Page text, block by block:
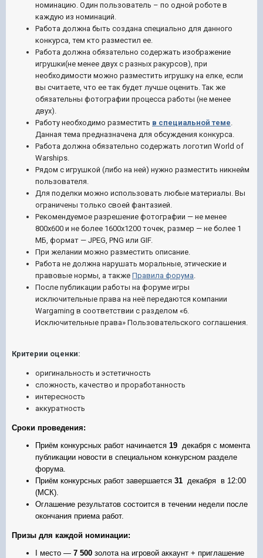
номинацию. Один пользователь – по одной роботе в
каждую из номинаций.
Работа должна быть создана специально для данного
конкурса, тем кто разместил ее.
Работа должна обязательно содержать изображение
игрушки(не менее двух с разных ракурсов), при
необходимости можно разместить игрушку на елке, если
вы считаете, что ее так будет лучше оценить. Так же
обязательны фотографии процесса работы (не менее
двух).
Работу необходимо разместить в специальной теме.
Данная тема предназначена для обсуждения конкурса.
Работа должна обязательно содержать логотип World of
Warships.
Рядом с игрушкой (либо на ней) нужно разместить никнейм
пользователя.
Для поделки можно использовать любые материалы. Вы
ограничены только своей фантазией.
Рекомендуемое разрешение фотографии — не менее
800х600 и не более 1600х1200 точек, размер — не более 1
МБ, формат — JPEG, PNG или GIF.
При желании можно разместить описание.
Работа не должна нарушать моральные, этические и
правовые нормы, а также Правила форума.
После публикации работы на форуме игры
исключительные права на неё передаются компании
Wargaming в соответствии с разделом «6.
Исключительные права» Пользовательского соглашения.
Критерии оценки:
оригинальность и эстетичность
сложность, качество и проработанность
интересность
аккуратность
Сроки проведения:
Приём конкурсных работ начинается 19 декабря с момента
публикации новости в специальном конкурсном разделе
форума.
Приём конкурсных работ завершается 31 декабря в 12:00
(МСК).
Оглашение результатов состоится в течении недели после
окончания приема работ.
Призы для каждой номинации:
I место — 7 500 золота на игровой аккаунт + приглашение